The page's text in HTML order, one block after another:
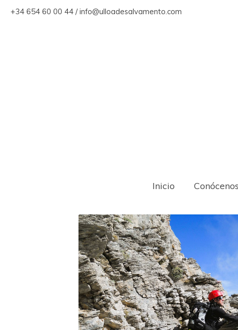
+34 654 60 00 44 / info@ulloadesalvamento.com
Inicio Conócenos